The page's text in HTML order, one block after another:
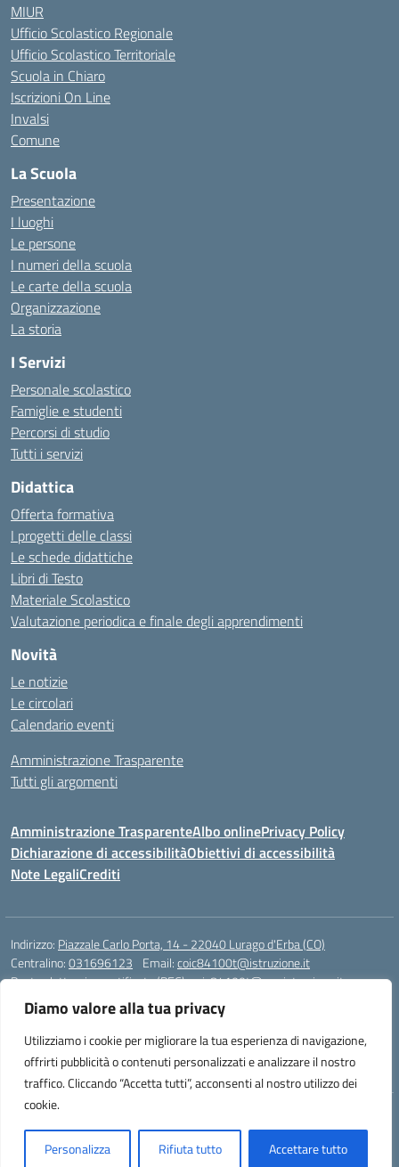
Diamo valore alla tua privacy
Utilizziamo i cookie per migliorare la tua esperienza di navigazione,
offrirti pubblicità o contenuti personalizzati e analizzare il nostro
traffico. Cliccando “Accetta tutti”, acconsenti al nostro utilizzo dei
cookie.
Personalizza Rifiuta tutto Accettare tutto
MIUR
Ufficio Scolastico Regionale
Ufficio Scolastico Territoriale
Scuola in Chiaro
Iscrizioni On Line
Invalsi
Comune
La Scuola
Presentazione
I luoghi
Le persone
I numeri della scuola
Le carte della scuola
Organizzazione
La storia
I Servizi
Personale scolastico
Famiglie e studenti
Percorsi di studio
Tutti i servizi
Didattica
Offerta formativa
I progetti delle classi
Le schede didattiche
Libri di Testo
Materiale Scolastico
Valutazione periodica e finale degli apprendimenti
Novità
Le notizie
Le circolari
Calendario eventi
Amministrazione Trasparente
Tutti gli argomenti
Amministrazione TrasparenteAlbo onlinePrivacy Policy
Dichiarazione di accessibilitàObiettivi di accessibilità
Note LegaliCrediti
Indirizzo: Piazzale Carlo Porta, 14 - 22040 Lurago d'Erba (CO)
Centralino:031696123 Email:coic84100t@istruzione.it
Posta elettronica certificata (PEC):coic84100t@pec.istruzione.it
Codice fiscale: 82002040135
Codice meccanografico:
COIC84100T
Codice unico di fatturazione (CUF): UFKWZ7